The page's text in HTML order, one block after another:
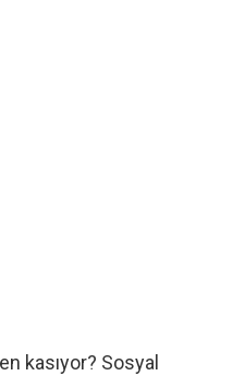
kasıyor? Sosyal